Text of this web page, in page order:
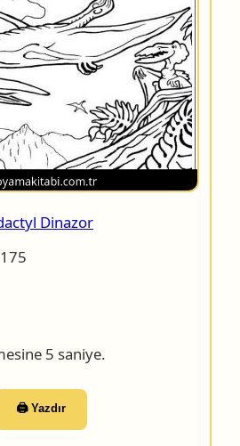
Dinazor
175
4 saniye.
🖨️ Yazdır